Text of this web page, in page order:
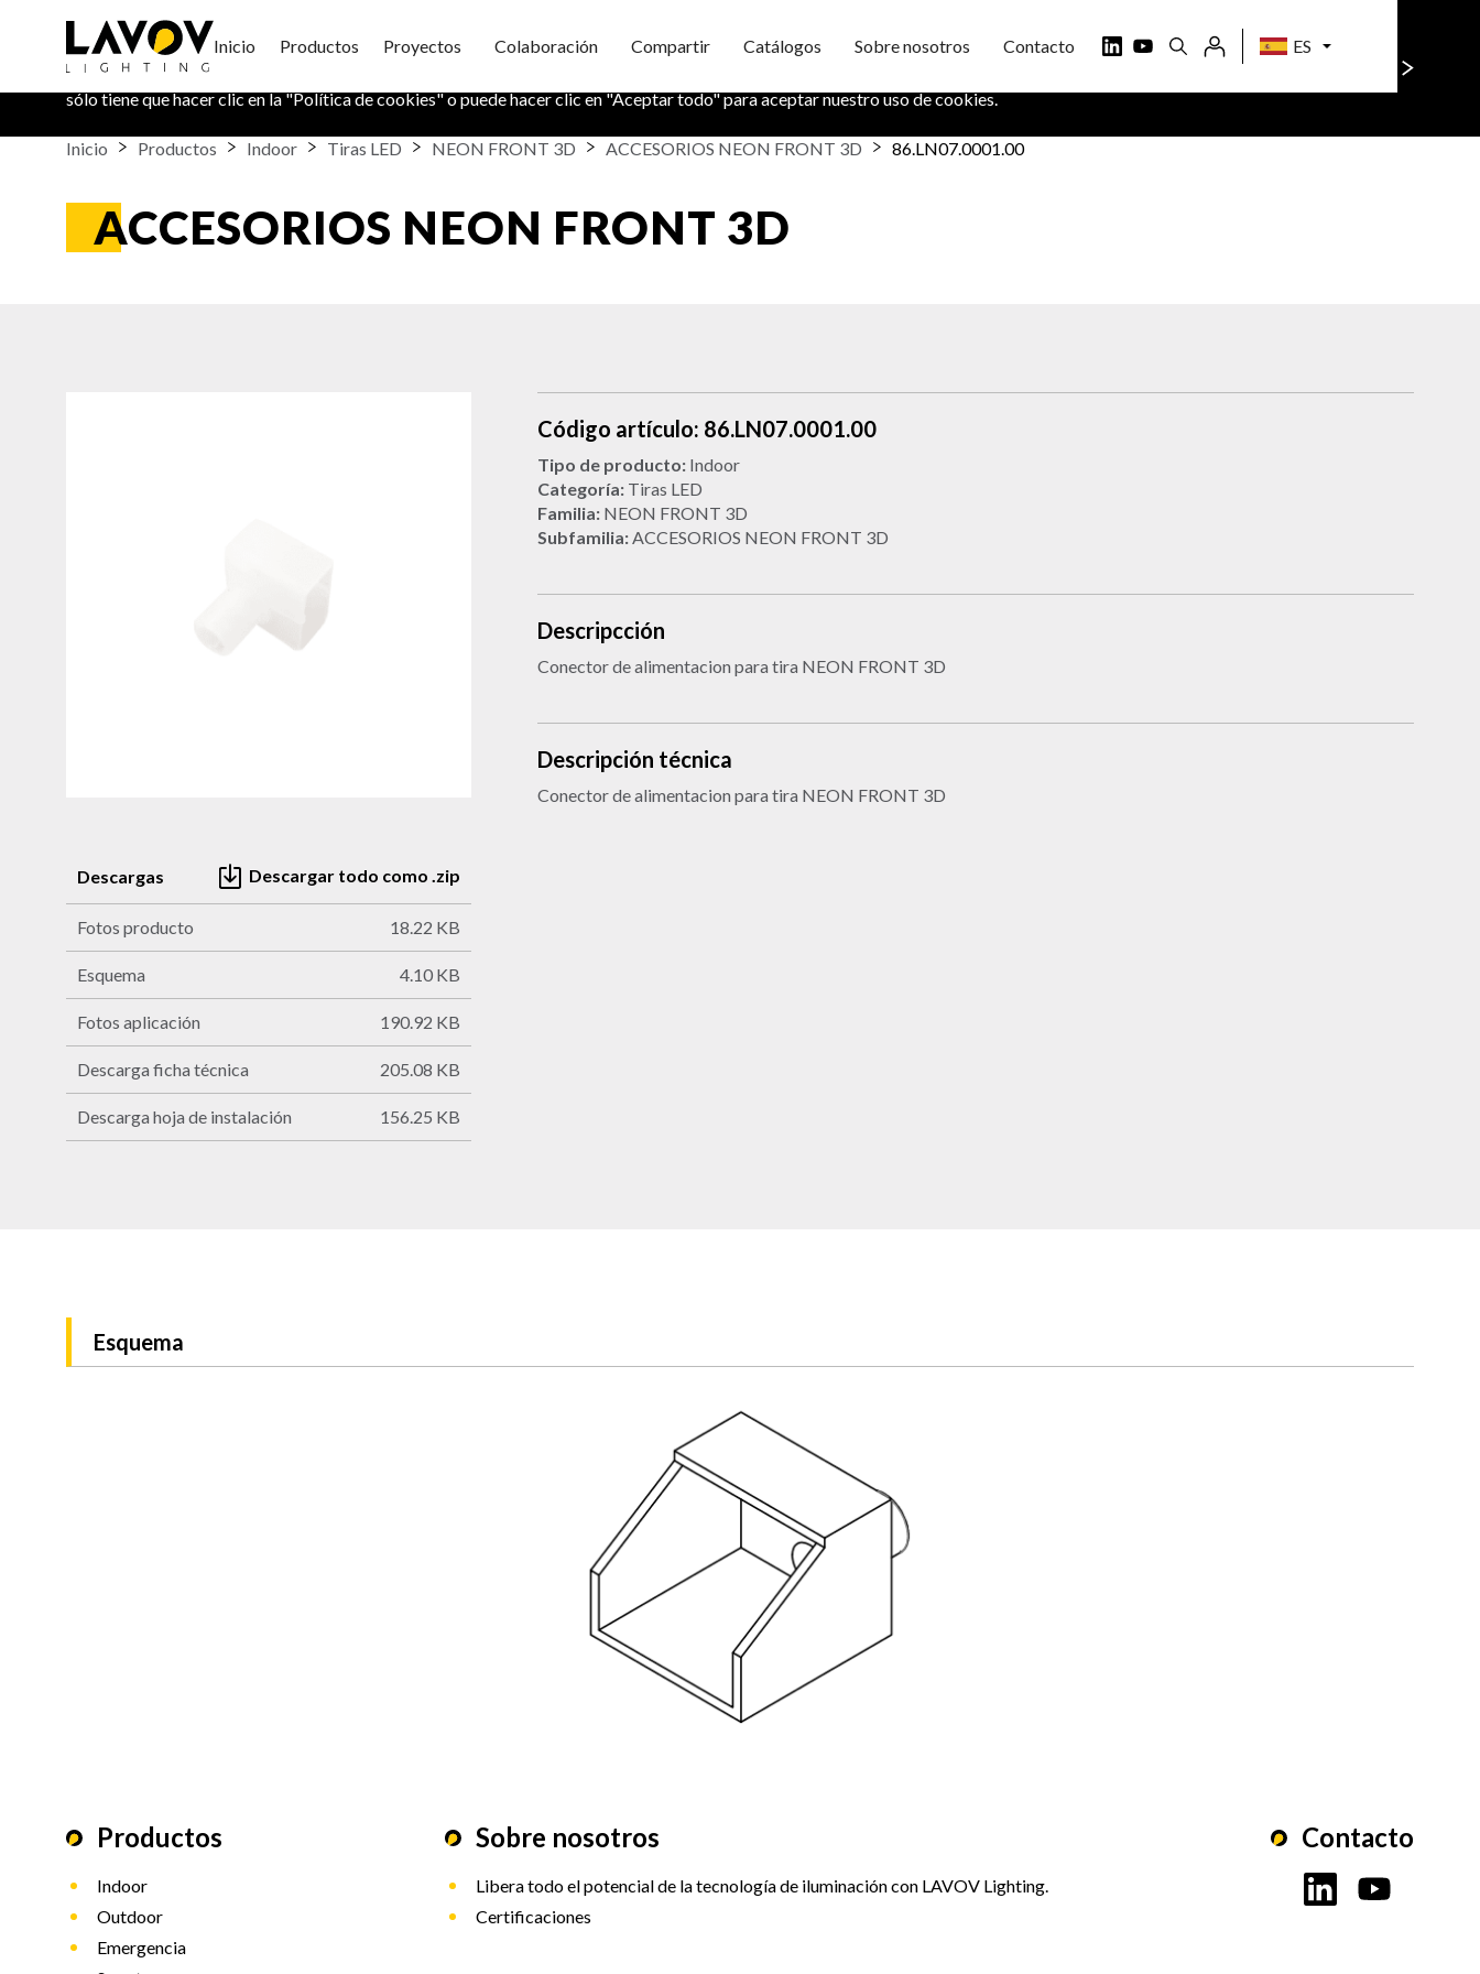
Inicio Productos Proyectos Colaboración Compartir Catálogos Sobre nosotros Contacto ES
Política de Cookies
En este sitio web utilizamos cookies para mantener su información segura. También nos ayuda a entender cómo utiliza nuestro sitio. Si quiere saber más,
sólo tiene que hacer clic en la "Política de cookies" o puede hacer clic en "Aceptar todo" para aceptar nuestro uso de cookies.
Inicio Productos Indoor Tiras LED NEON FRONT 3D ACCESORIOS NEON FRONT 3D 86.LN07.0001.00
ACCESORIOS NEON FRONT 3D
Descargas Descargar todo como .zip
Fotos producto 18.22 KB
Esquema 4.10 KB
Fotos aplicación 190.92 KB
Descarga ficha técnica 205.08 KB
Descarga hoja de instalación 156.25 KB
Código artículo: 86.LN07.0001.00
Tipo de producto: Indoor
Categoría: Tiras LED
Familia: NEON FRONT 3D
Subfamilia:ACCESORIOS NEON FRONT 3D
Descripcción
Conector de alimentacion para tira NEON FRONT 3D
Descripción técnica
Conector de alimentacion para tira NEON FRONT 3D
Esquema
Productos
Indoor
Outdoor
Emergencia
Sobre nosotros
Libera todo el potencial de la tecnología de iluminación con LAVOV Lighting.
Certificaciones
Contacto